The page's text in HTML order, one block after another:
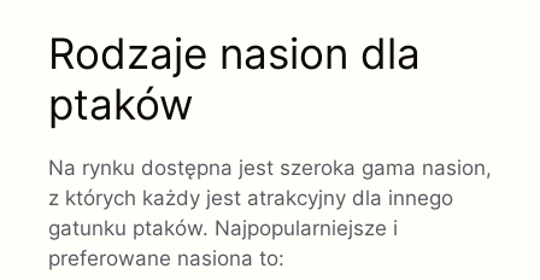
Rodzaje nasion dla
ptaków
Na rynku dostępna jest szeroka gama nasion,
z których każdy jest atrakcyjny dla innego
gatunku ptaków. Najpopularniejsze i
preferowane nasiona to: